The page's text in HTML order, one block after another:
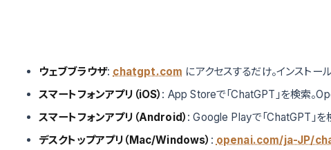
ウェブブラウザ: chatgpt.com にアクセスするだけ。インストー
スマートフォンアプリ（iOS） : App Storeで「ChatGPT」を検索。
スマートフォンアプリ（Android） : Google Playで「ChatGPT」を
デスクトップアプリ（Mac/Windows） : openai.com/ja-JP/